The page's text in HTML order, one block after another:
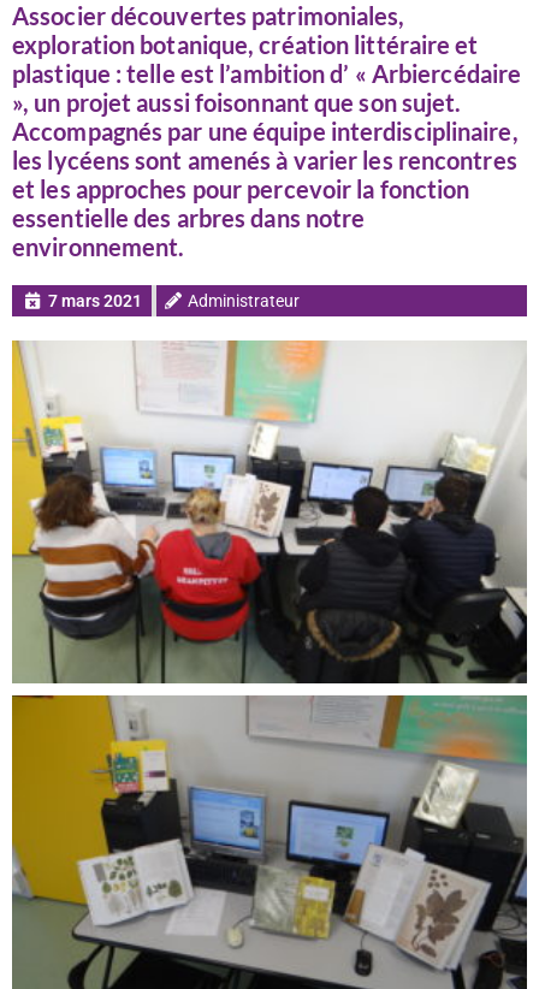
Associer découvertes patrimoniales,
exploration botanique, création littéraire et
plastique : telle est l’ambition d’ « Arbiercédaire
», un projet aussi foisonnant que son sujet.
Accompagnés par une équipe interdisciplinaire,
les lycéens sont amenés à varier les rencontres
et les approches pour percevoir la fonction
essentielle des arbres dans notre
environnement.
7 mars 2021 Administrateur